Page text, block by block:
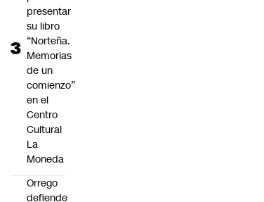
presentar
su libro
“Norteña.
Memorias
de un
comienzo”
en el
Centro
Cultural
La
Moneda
Orrego
defiende